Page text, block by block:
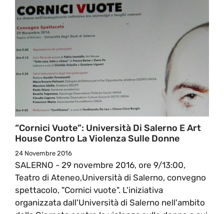
“Cornici Vuote”: Università Di Salerno E Art
House Contro La Violenza Sulle Donne
24 Novembre 2016
SALERNO - 29 novembre 2016, ore 9/13:00,
Teatro di Ateneo,Università di Salerno, convegno
spettacolo, "Cornici vuote". L'iniziativa
organizzata dall'Università di Salerno nell'ambito